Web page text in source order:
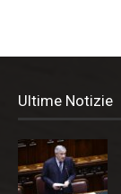
Ultime Notizie